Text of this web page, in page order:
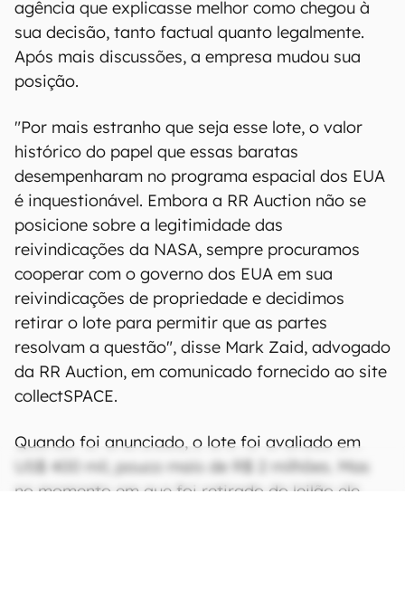
agência que explicasse melhor como chegou à
sua decisão, tanto factual quanto legalmente.
Após mais discussões, a empresa mudou sua
posição.
"Por mais estranho que seja esse lote, o valor
histórico do papel que essas baratas
desempenharam no programa espacial dos EUA
é inquestionável. Embora a RR Auction não se
posicione sobre a legitimidade das
reivindicações da NASA, sempre procuramos
cooperar com o governo dos EUA em sua
reivindicações de propriedade e decidimos
retirar o lote para permitir que as partes
resolvam a questão", disse Mark Zaid, advogado
da RR Auction, em comunicado fornecido ao site
collectSPACE.
Quando foi anunciado, o lote foi avaliado em
US$ 400 mil, pouco mais de R$ 2 milhões. Mas
no momento em que foi retirado do leilão ele